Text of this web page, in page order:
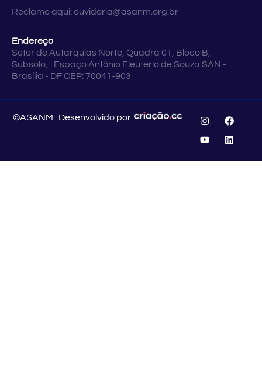
Reclame aqui:ouvidoria@asanm.org.br
Endereço
Setor de Autarquias Norte, Quadra 01, Bloco B,
Subsolo, Espaço Antônio Eleuterio de Souza SAN -
Brasília - DF CEP: 70041-903
©ASANM | Desenvolvido por